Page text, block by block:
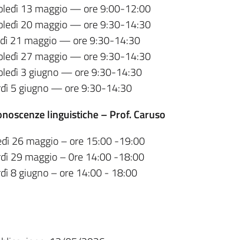
13 maggio — ore 9:00-12:00
20 maggio — ore 9:30-14:30
21 maggio — ore 9:30-14:30
27 maggio — ore 9:30-14:30
3 giugno — ore 9:30-14:30
5 giugno — ore 9:30-14:30
linguistiche – Prof. Caruso
26 maggio – ore 15:00 -19:00
29 maggio – 0re 14:00 -18:00
8 giugno – ore 14:00 - 18:00